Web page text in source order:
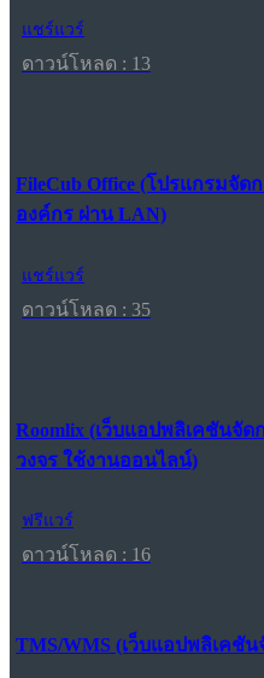
แชร์แวร์
ดาวน์โหลด : 13
FileCub Office (โปรแกรมจัด
องค์กร ผ่าน LAN)
แชร์แวร์
ดาวน์โหลด : 35
Roomlix (เว็บแอปพลิเคชันจั
วงจร ใช้งานออนไลน์)
ฟรีแวร์
ดาวน์โหลด : 16
TMS/WMS (เว็บแอปพลิเคชั